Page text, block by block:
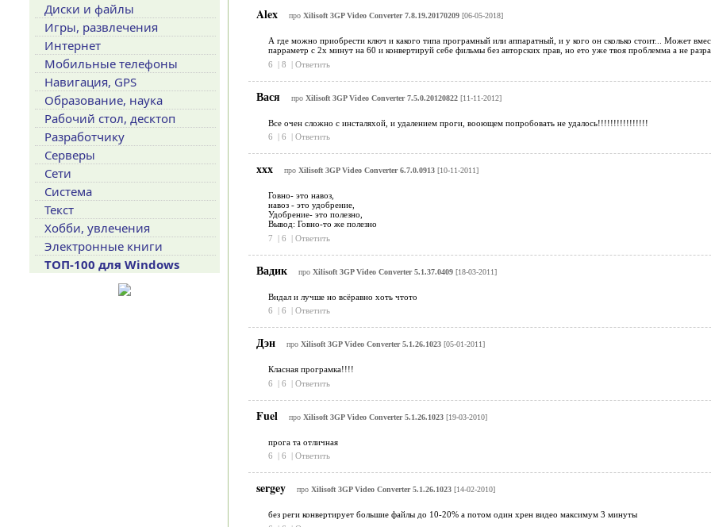
Alex про Xilisoft 3GP Video Converter 7.8.19.20170209[06-05-2018]
А где можно приобрести ключ и какого типа програмный или аппаратный, и у кого он сколько стоит... Может
парраметр с 2х минут на 60 и конвертируй себе фильмы без авторских прав, но ето уже твоя проблемма а не
6
| 8 | Ответить
Вася про Xilisoft 3GP Video Converter 7.5.0.20120822[11-11-2012]
Все очен сложно с инсталяхой, и удалением проги, вооющем попробовать не удалось!!!!!!!!!!!!!!!!
6
| 6 | Ответить
ххх про Xilisoft 3GP Video Converter 6.7.0.0913[10-11-2011]
Говно- это навоз,
навоз - это удобрение,
Удобрение- это полезно,
Вывод: Говно-то же полезно
7
| 6 | Ответить
Вадик про Xilisoft 3GP Video Converter 5.1.37.0409[18-03-2011]
Видал и лучше но всёравно хоть чтото
6
| 6 | Ответить
Дэн про Xilisoft 3GP Video Converter 5.1.26.1023[05-01-2011]
Класная програмка!!!!
6
| 6 | Ответить
Fuel про Xilisoft 3GP Video Converter 5.1.26.1023[19-03-2010]
прога та отличная
6
| 6 | Ответить
sergey про Xilisoft 3GP Video Converter 5.1.26.1023[14-02-2010]
без реги конвертирует большие файлы до 10-20% а потом один хрен видео максимум 3 минуты
Диски и файлы
Игры, развлечения
Интернет
Мобильные телефоны
Навигация, GPS
Образование, наука
Рабочий стол, десктоп
Разработчику
Серверы
Сети
Система
Текст
Хобби, увлечения
Электронные книги
ТОП-100 для Windows